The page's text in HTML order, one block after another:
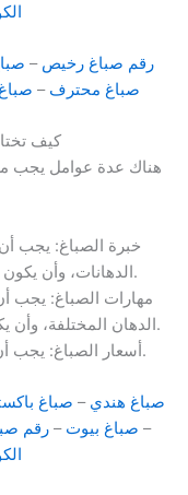
رقم صباغ رخيص –
صباغ محترف –
كيف
هناك عدة عوامل يجب
خبرة الصباغ: يجب
الدهانات، وأن يكون قادرًا على تقديم خدمات عالية الجودة.
مهارات الصباغ: يجب
الدهان المختلفة، وأن يكون قادرًا على تنفيذ الدهانات بدقة وعناية.
أسعار الصباغ: يجب أن تكون أسعار الصباغ مناسبة لميزانيتك.
صباغ هندي – صباغ
– صباغ بيوت –رقم